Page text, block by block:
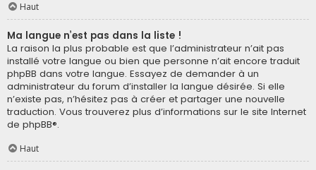
Haut
Ma langue n’est pas dans la liste !
La raison la plus probable est que l’administrateur n’ait pas
installé votre langue ou bien que personne n’ait encore traduit
phpBB dans votre langue. Essayez de demander à un
administrateur du forum d’installer la langue désirée. Si elle
n’existe pas, n’hésitez pas à créer et partager une nouvelle
traduction. Vous trouverez plus d’informations sur le site Internet
de phpBB®.
Haut